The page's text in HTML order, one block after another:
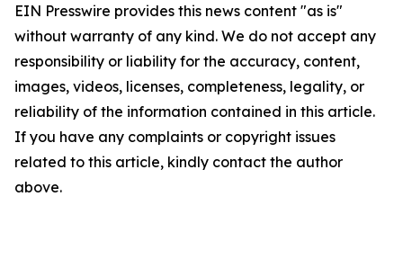
EIN Presswire provides this news content "as is"
without warranty of any kind. We do not accept any
responsibility or liability for the accuracy, content,
images, videos, licenses, completeness, legality, or
reliability of the information contained in this article.
If you have any complaints or copyright issues
related to this article, kindly contact the author
above.